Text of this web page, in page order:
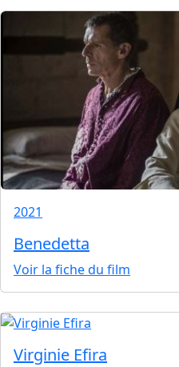
2021
Benedetta
Voir la fiche du film
Virginie Efira